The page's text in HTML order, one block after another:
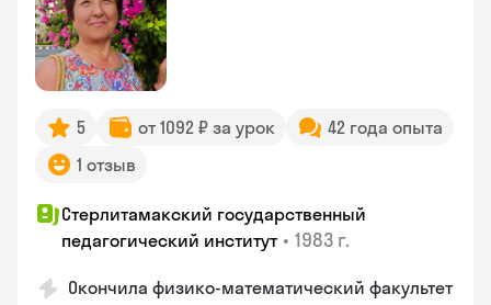
5 от 1092 ₽ за урок
42 года опыта
1 отзыв
Стерлитамакский государственный
педагогический институт • 1983 г.
Окончила физико-математический факультет